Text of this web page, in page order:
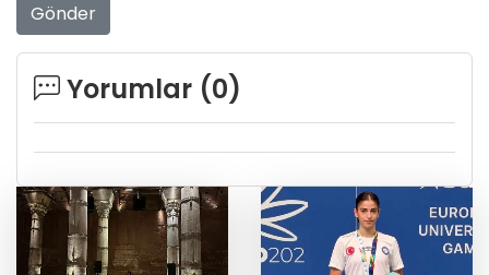
Gönder
Yorumlar (0)